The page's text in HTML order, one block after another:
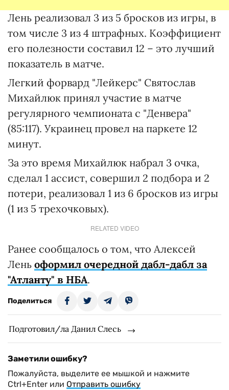
Лень реализовал 3 из 5 бросков из игры, в
том числе 3 из 4 штрафных. Коэффициент
его полезности составил 12 – это лучший
показатель в матче.
Легкий форвард "Лейкерс" Святослав
Михайлюк принял участие в матче
регулярного чемпионата с "Денвера"
(85:117). Украинец провел на паркете 12
минут.
За это время Михайлюк набрал 3 очка,
сделал 1 ассист, совершил 2 подбора и 2
потери, реализовал 1 из 6 бросков из игры
(1 из 5 трехочковых).
RELATED VIDEO
Ранее сообщалось о том, что Алексей
Лень оформил очередной дабл-дабл за
"Атланту" в НБА.
Поделиться
Подготовил/ла Данил Слесь
Заметили ошибку?
Пожалуйста, выделите ее мышкой и нажмите
Ctrl+Enter или Отправить ошибку